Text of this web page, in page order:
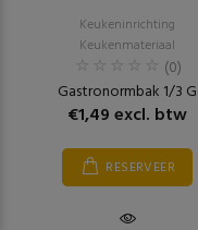
Keukeninrichting
Keukenmateriaal
(0)
Gastronormbak 1/3 G
€1,49 excl. btw
RESERVEER